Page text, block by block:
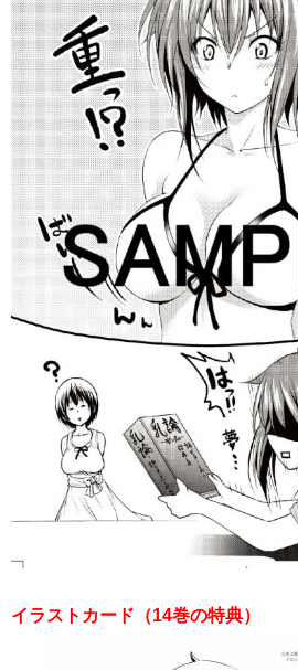
イラストカード（14巻の特典）